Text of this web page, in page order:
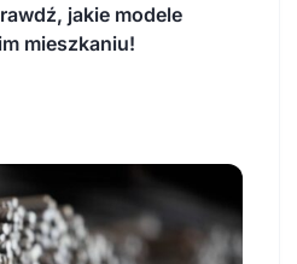
jakie modele
mieszkaniu!